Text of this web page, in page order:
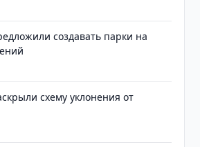
создавать парки на
схему уклонения от